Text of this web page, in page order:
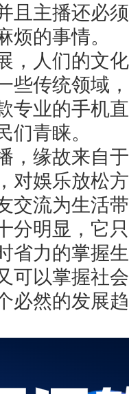
且主播还必
烦的事情。
，人们的文
些传统领域
专业的手机
们青睐。
，缘故来自
对娛乐放松
交流为生活
分明显，它
省力的掌握
可以掌握社
必然的发展